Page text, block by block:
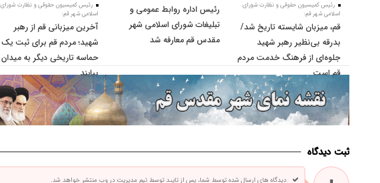
رئیس کمیسیون حقوقی و نظارت شورای
اسلامی شهر قم:
قم، میزبان شایسته تاریخ شد/
بدرقه بی‌نظیر رهبر شهید
جلوه‌ای از فرهنگ خدمت مردم
قم است
رئیس اداره روابط عمومی و
تبلیغات شورای اسلامی شهر
مقدس قم معارفه شد
رئیس کمیسیون حقوقی و نظارت شورای
اسلامی شهر قم:
آخرین میزبانی قم از رهبر
شهید؛ مردم قم برای ثبت یک
حماسه تاریخی دیگر به میدان
بیایند
ثبت دیدگاه
دیدگاه های ارسال شده توسط شما، پس از تایید توسط تیم مدیریت در وب منتشر خواهد شد.